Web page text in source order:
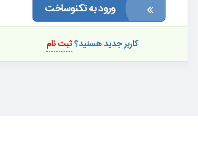
ورود به تکنوساخت
کاربر جدید هستید؟ثبت نام